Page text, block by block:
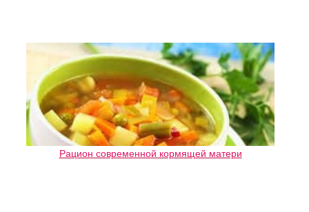
Рацион современной кормящей матери